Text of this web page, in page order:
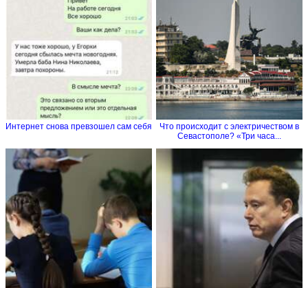
Интернет снова превзошел сам себя
Что происходит с электричеством в
Севастополе? «Три часа...